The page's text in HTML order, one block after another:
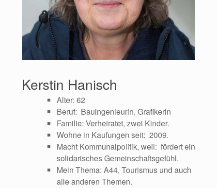
Kerstin Hanisch
Alter: 62
Beruf: Bauingenieurin, Grafikerin
Familie: Verheiratet, zwei Kinder.
Wohne in Kaufungen seit: 2009.
Macht Kommunalpolitik, weil: fördert ein
solidarisches Gemeinschaftsgefühl.
Mein Thema: A44, Tourismus und auch
alle anderen Themen.